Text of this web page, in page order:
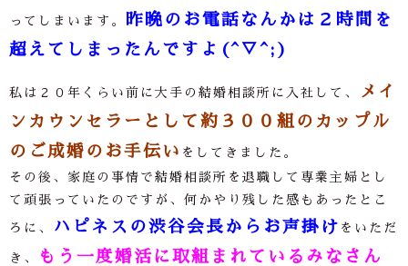
ってしまいます。
昨晩のお電話なんかは２時間を
超えてしまったんですよ(^▽^;)
私は２０年くらい前に大手の結婚相談所に入社して、
メイ
ンカウンセラーとして約３００組のカップル
のご成婚のお手伝い をしてきました。
その後、家庭の事情で結婚相談所を退職して専業主婦とし
て頑張っていたのですが、何かやり残した感もあったとこ
ろに、 ハピネスの渋谷会長からお声掛け をいただ
き、
もう一度婚活に取組まれているみなさん